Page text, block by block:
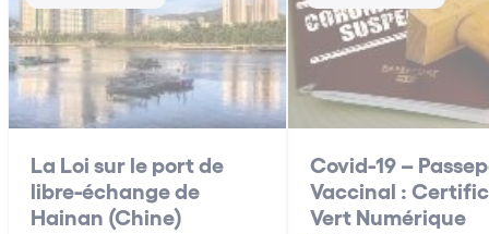
La Loi sur le port de
libre-échange de
Hainan (Chine)
Covid-19 –
Vaccinal :
Vert Numérique